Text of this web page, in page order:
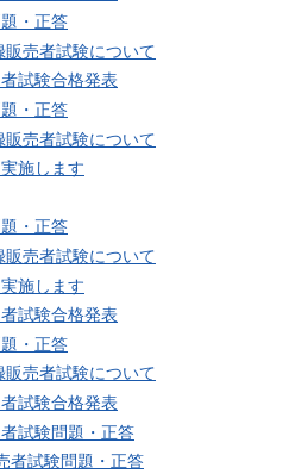
・正答
売者試験について
試験合格発表
・正答
売者試験について
施します
・正答
売者試験について
施します
試験合格発表
・正答
売者試験について
試験合格発表
試験問題・正答
者試験問題・正答